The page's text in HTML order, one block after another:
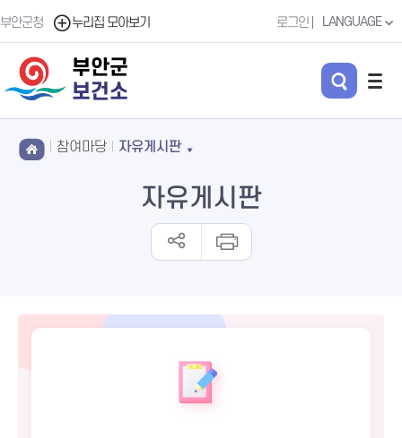
부안군청 누리집 모아보기 로그인 LANGUAGE
부안군
보건소
참여마당 자유게시판
자유게시판